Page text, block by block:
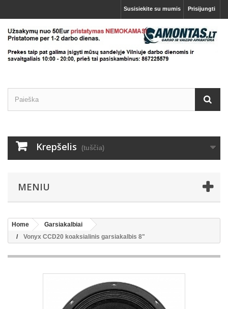
Prisijungti
Susisiekite su mumis
Krepšelis (tuščia)
MENIU
Home
Garsiakalbiai
Vonyx CCD20 koaksialinis garsiakalbis 8"